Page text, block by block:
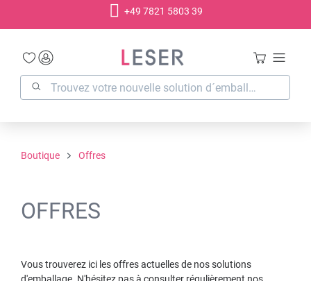
+49 7821 5803 39
Boutique Offres
OFFRES
Vous trouverez ici les offres actuelles de nos solutions